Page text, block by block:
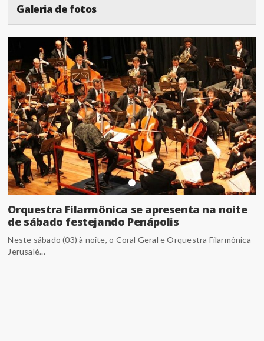
Galeria de fotos
Orquestra Filarmônica se apresenta na noite
de sábado festejando Penápolis
Neste sábado (03) à noite, o Coral Geral e Orquestra Filarmônica
Jerusalé...